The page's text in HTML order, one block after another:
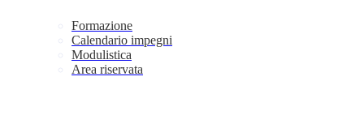
Formazione
Calendario impegni
Modulistica
Area riservata